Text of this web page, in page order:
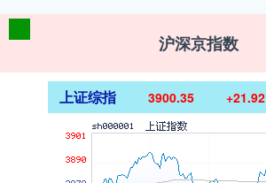
沪深京指数
上证综指 3900.35 +21.92